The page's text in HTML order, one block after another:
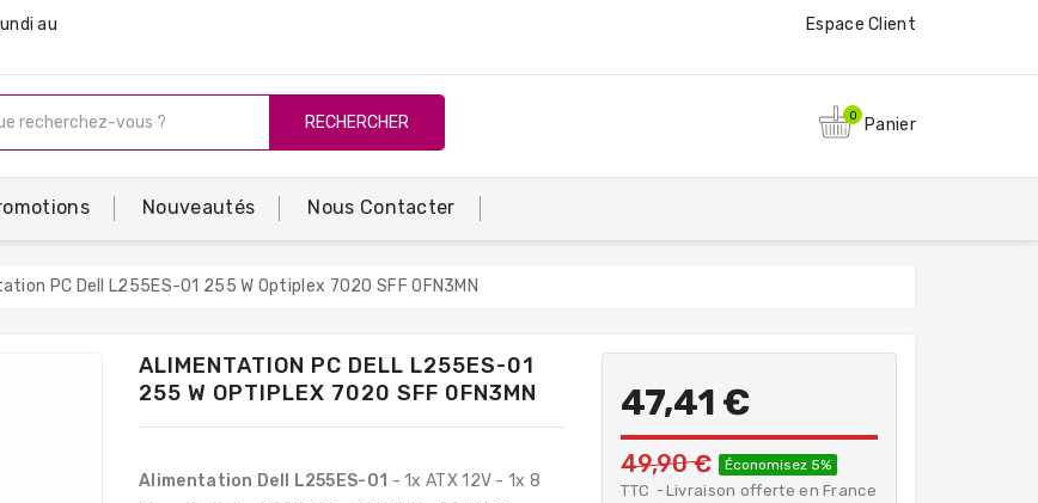
au
Espace Client
RECHERCHER 0 Panier
Nouveautés Nous Contacter
PC Dell L255ES-01 255 W Optiplex 7020 SFF 0FN3MN
ALIMENTATION PC DELL L255ES-01
255 W OPTIPLEX 7020 SFF 0FN3MN
Alimentation Dell L255ES-01 - 1x ATX 12V - 1x 8
47,41 €
49,90 € Économisez 5%
TTC
Livraison offerte en France